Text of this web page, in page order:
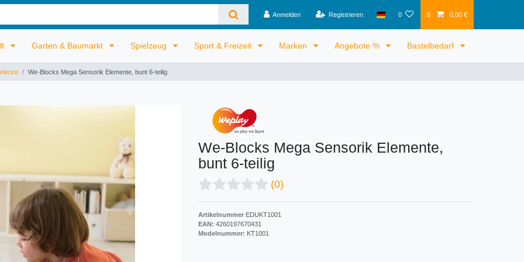
Anmelden Registrieren 0 0 0,00 €
Garten & Baumarkt Spielzeug Sport & Freizeit Marken Angebote % Bastelbedarf
We-Blocks Mega Sensorik Elemente, bunt 6-teilig
We-Blocks Mega Sensorik Elemente,
bunt 6-teilig
(0)
Artikelnummer EDUKT1001
EAN: 4260197670431
Modelnummer: KT1001